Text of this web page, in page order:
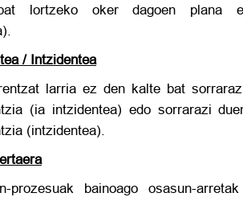
lortzeko oker dagoen plana
/ Intzidentea
larria ez den kalte bat
(ia intzidentea) edo sorrarazi
(intzidentea).
prozesuak bainoago osasun-